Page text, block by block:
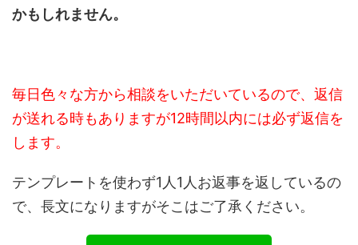
かもしれません。
毎日色々な方から相談をいただいているので、返信
が送れる時もありますが12時間以内には必ず返信を
します。
テンプレートを使わず1人1人お返事を返しているの
で、長文になりますがそこはご了承ください。